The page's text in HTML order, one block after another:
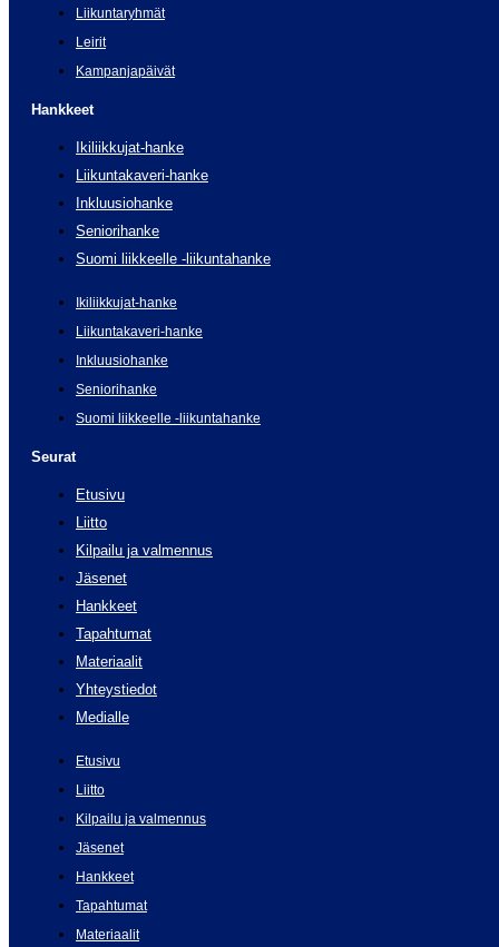
Liikuntaryhmät
Leirit
Kampanjapäivät
Hankkeet
Ikiliikkujat-hanke
Liikuntakaveri-hanke
Inkluusiohanke
Seniorihanke
Suomi liikkeelle -liikuntahanke
Ikiliikkujat-hanke
Liikuntakaveri-hanke
Inkluusiohanke
Seniorihanke
Suomi liikkeelle -liikuntahanke
Seurat
Etusivu
Liitto
Kilpailu ja valmennus
Jäsenet
Hankkeet
Tapahtumat
Materiaalit
Yhteystiedot
Medialle
Etusivu
Liitto
Kilpailu ja valmennus
Jäsenet
Hankkeet
Tapahtumat
Materiaalit